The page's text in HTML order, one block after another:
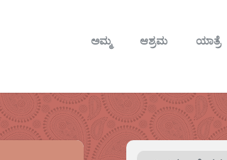
ಅಮ್ಮ ಆಶ್ರಮ ಯಾತ್ರೆ